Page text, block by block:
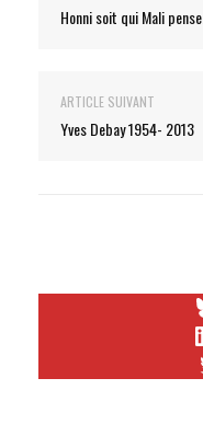
Honni soit qui Mali pense…
ARTICLE SUIVANT
Yves Debay 1954- 2013